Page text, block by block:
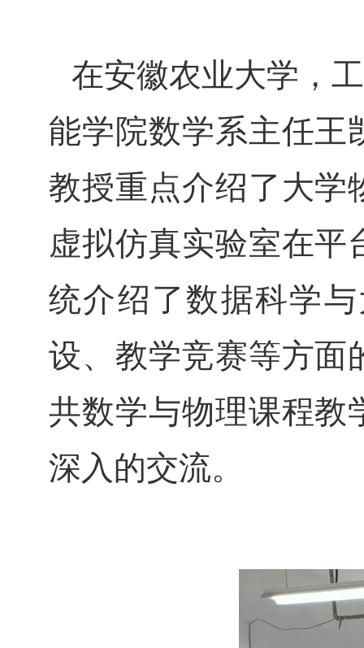
在安徽农业大学，
能学院数学系主任王
教授重点介绍了大学
虚拟仿真实验室在平
统介绍了数据科学
设、教学竞赛等方面
共数学与物理课程教
深入的交流。